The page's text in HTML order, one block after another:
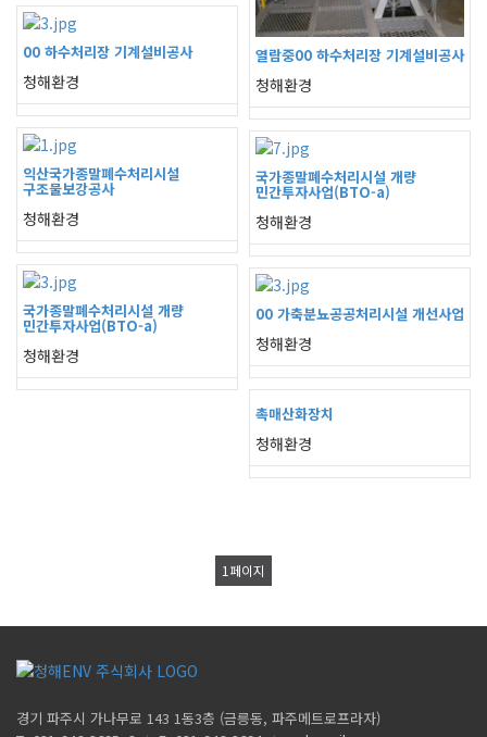
열람중00 하수처리장 기계설비공사
청해환경
00 하수처리장 기계설비공사
청해환경
익산국가종말폐수처리시설
구조물보강공사
청해환경
국가종말폐수처리시설 개량
민간투자사업(BTO-a)
청해환경
국가종말폐수처리시설 개량
민간투자사업(BTO-a)
청해환경
00 가축분뇨공공처리시설 개선사업
청해환경
촉매산화장치
청해환경
1 페이지
경기 파주시 가나무로 143 1동3층 (금릉동, 파주메트로프라자)